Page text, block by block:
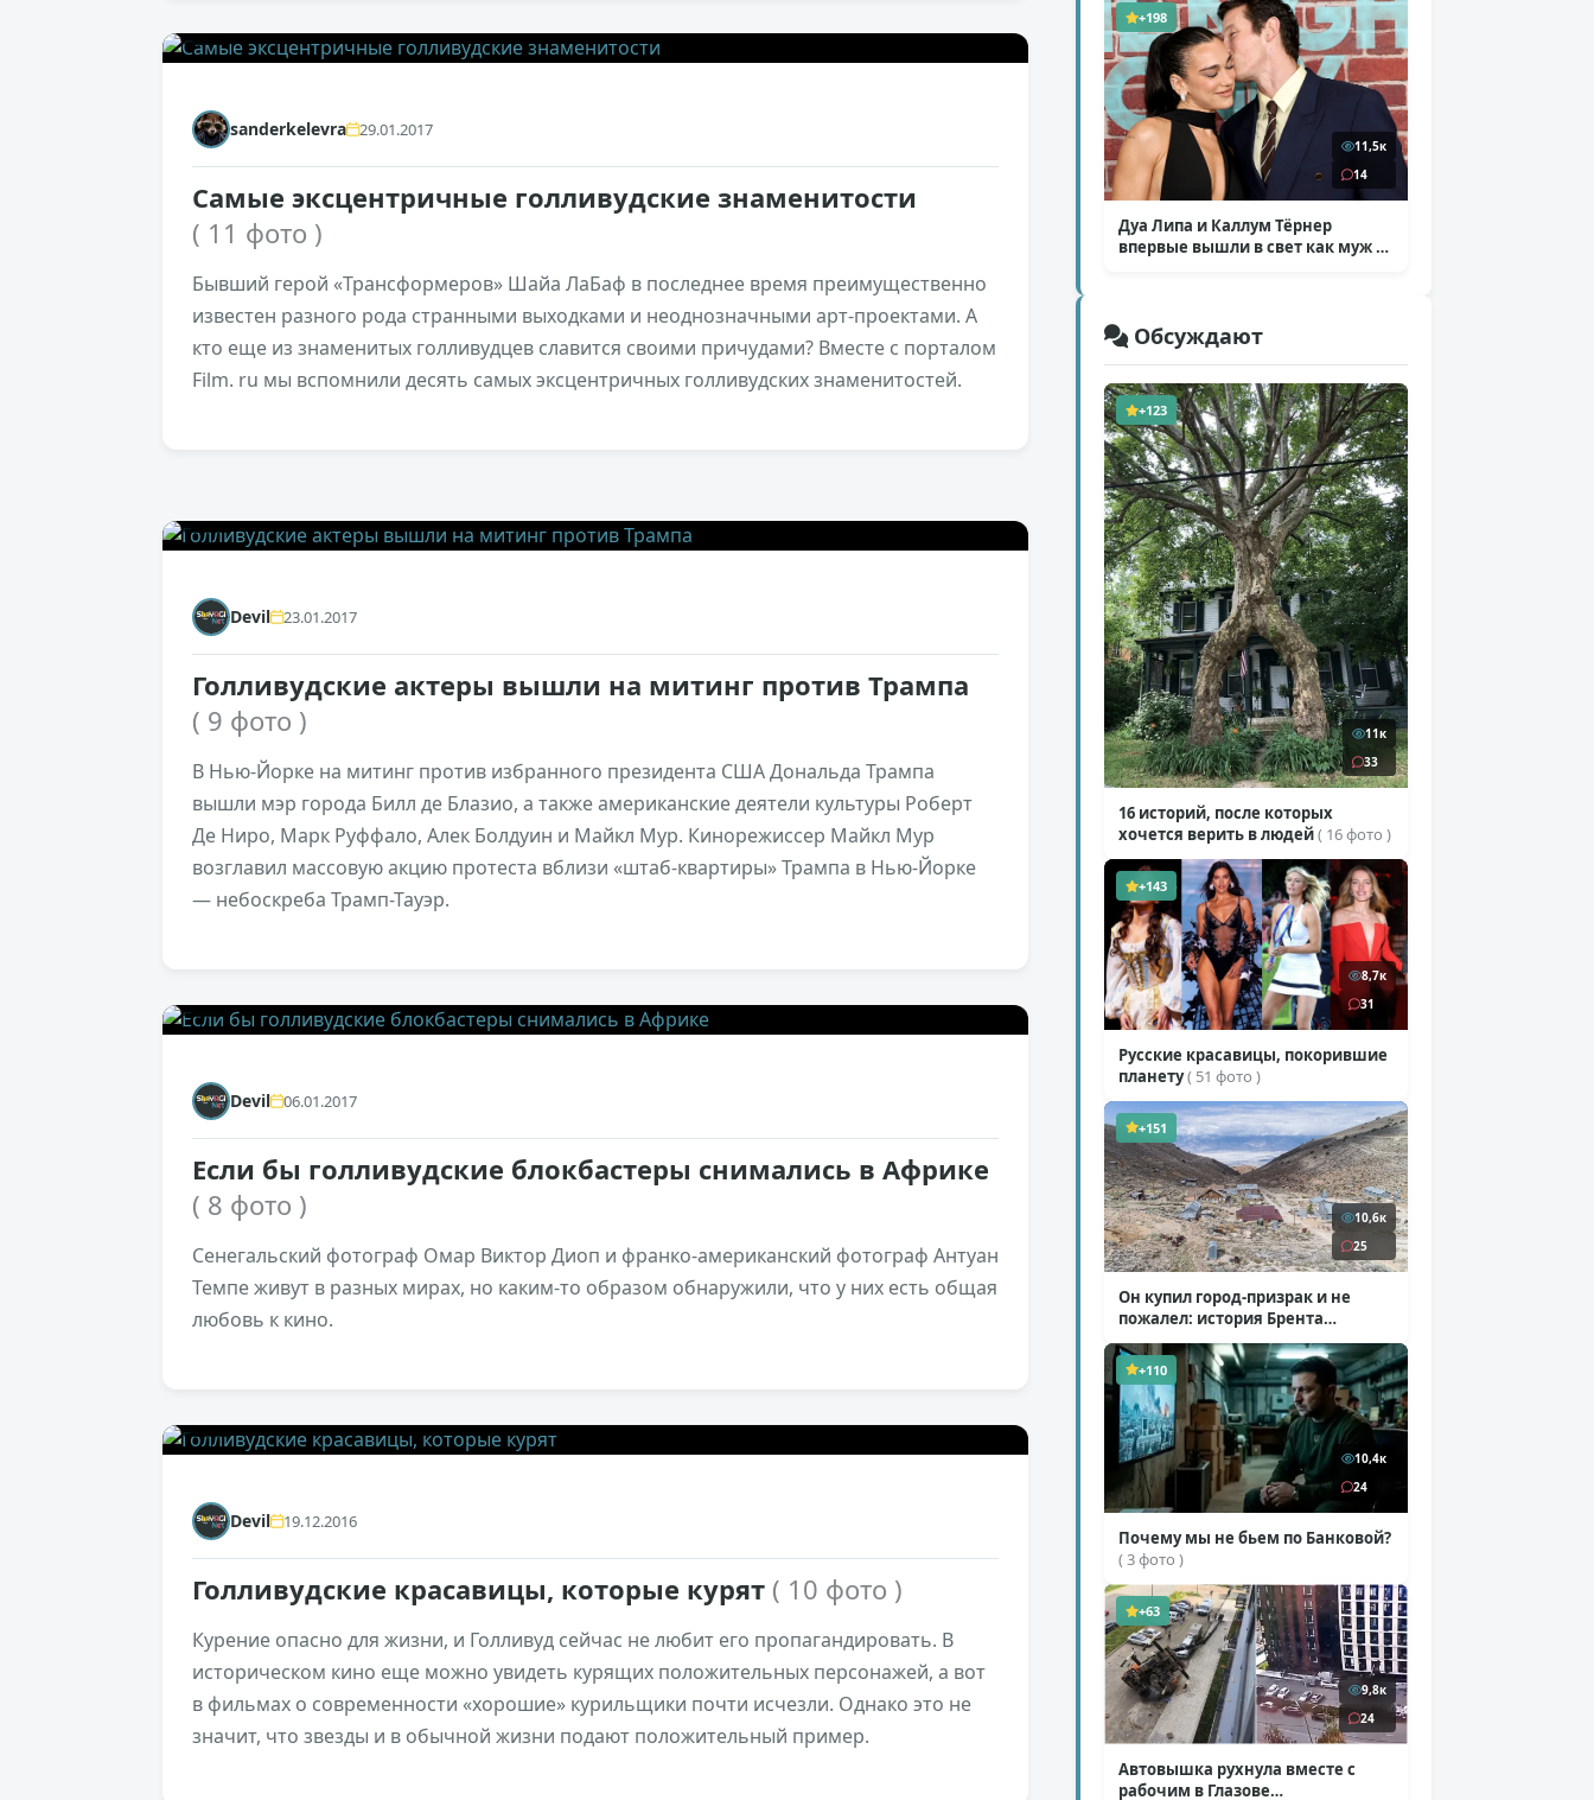
sanderkelevra 29.01.2017
Самые эксцентричные голливудские знаменитости
( 11 фото )
Бывший герой «Трансформеров» Шайа ЛаБаф в последнее время преимущественно
известен разного рода странными выходками и неоднозначными арт-проектами. А
кто еще из знаменитых голливудцев славится своими причудами? Вместе с порталом
Film. ru мы вспомнили десять самых эксцентричных голливудских знаменитостей.
Devil 23.01.2017
Голливудские актеры вышли на митинг против Трампа
( 9 фото )
В Нью-Йорке на митинг против избранного президента США Дональда Трампа
вышли мэр города Билл де Блазио, а также американские деятели культуры Роберт
Де Ниро, Марк Руффало, Алек Болдуин и Майкл Мур. Кинорежиссер Майкл Мур
возглавил массовую акцию протеста вблизи «штаб-квартиры» Трампа в Нью-Йорке
— небоскреба Трамп-Тауэр.
Devil 06.01.2017
Если бы голливудские блокбастеры снимались в Африке
( 8 фото )
Сенегальский фотограф Омар Виктор Диоп и франко-американский фотограф Антуан
Темпе живут в разных мирах, но каким-то образом обнаружили, что у них есть общая
любовь к кино.
Devil 19.12.2016
Голливудские красавицы, которые курят ( 10 фото )
Курение опасно для жизни, и Голливуд сейчас не любит его пропагандировать. В
историческом кино еще можно увидеть курящих положительных персонажей, а вот
в фильмах о современности «хорошие» курильщики почти исчезли. Однако это не
значит, что звезды и в обычной жизни подают положительный пример.
+198
11,5к
14
Дуа Липа и Каллум Тёрнер
впервые вышли в свет как муж и
Обсуждают
+123
11к
33
16 историй, после которых
хочется верить в людей( 16 фото )
+143
8,7к
31
Русские красавицы, покорившие
планету( 51 фото )
+151
10,6к
25
Он купил город-призрак и не
пожалел: история Брента
Андервуда( 1 фото + 1 видео )
+110
10,4к
24
Почему мы не бьем по Банковой?
( 3 фото )
+63
9,8к
24
Автовышка рухнула вместе с
рабочим в Глазове